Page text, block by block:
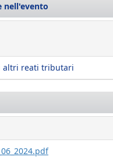
nell'evento
altri reati tributari